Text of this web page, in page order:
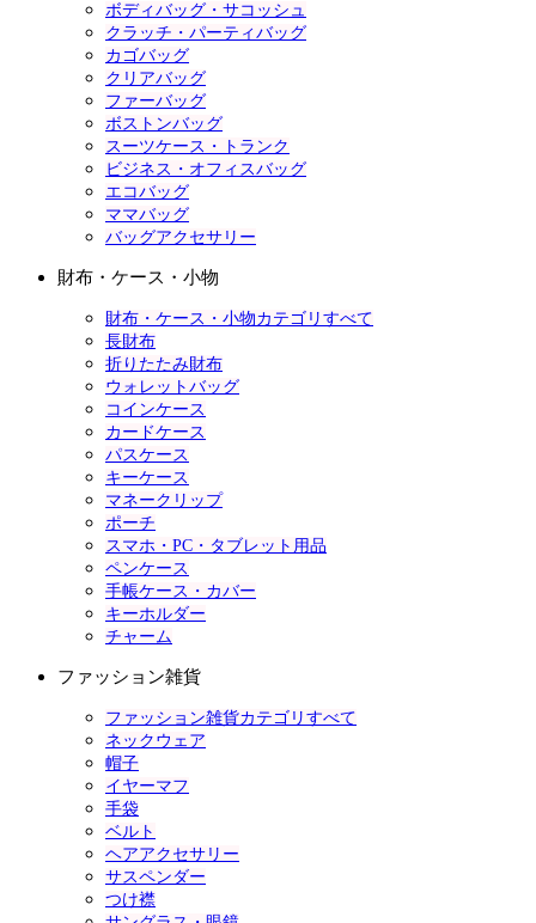
ボディバッグ・サコッシュ
クラッチ・パーティバッグ
カゴバッグ
クリアバッグ
ファーバッグ
ボストンバッグ
スーツケース・トランク
ビジネス・オフィスバッグ
エコバッグ
ママバッグ
バッグアクセサリー
財布・ケース・小物
財布・ケース・小物カテゴリすべて
長財布
折りたたみ財布
ウォレットバッグ
コインケース
カードケース
パスケース
キーケース
マネークリップ
ポーチ
スマホ・PC・タブレット用品
ペンケース
手帳ケース・カバー
キーホルダー
チャーム
ファッション雑貨
ファッション雑貨カテゴリすべて
ネックウェア
帽子
イヤーマフ
手袋
ベルト
ヘアアクセサリー
サスペンダー
つけ襟